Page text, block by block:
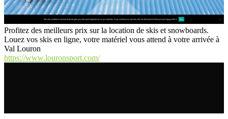
Profitez des meilleurs prix sur la location de skis et snowboards.
Louez vos skis en ligne, votre matériel vous attend à votre arrivée à
Val Louron
https://www.louronsport.com/